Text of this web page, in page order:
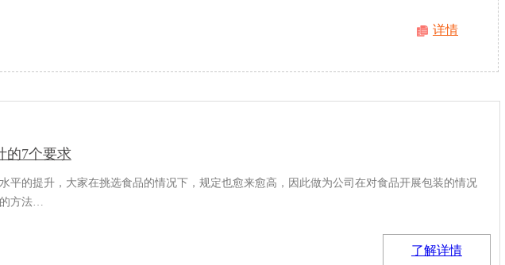
详情
的7个要求
平的提升，大家在挑选食品的情况下，规定也愈来愈高，因此做为公司在对食品开展包装的情况
方法…
了解详情